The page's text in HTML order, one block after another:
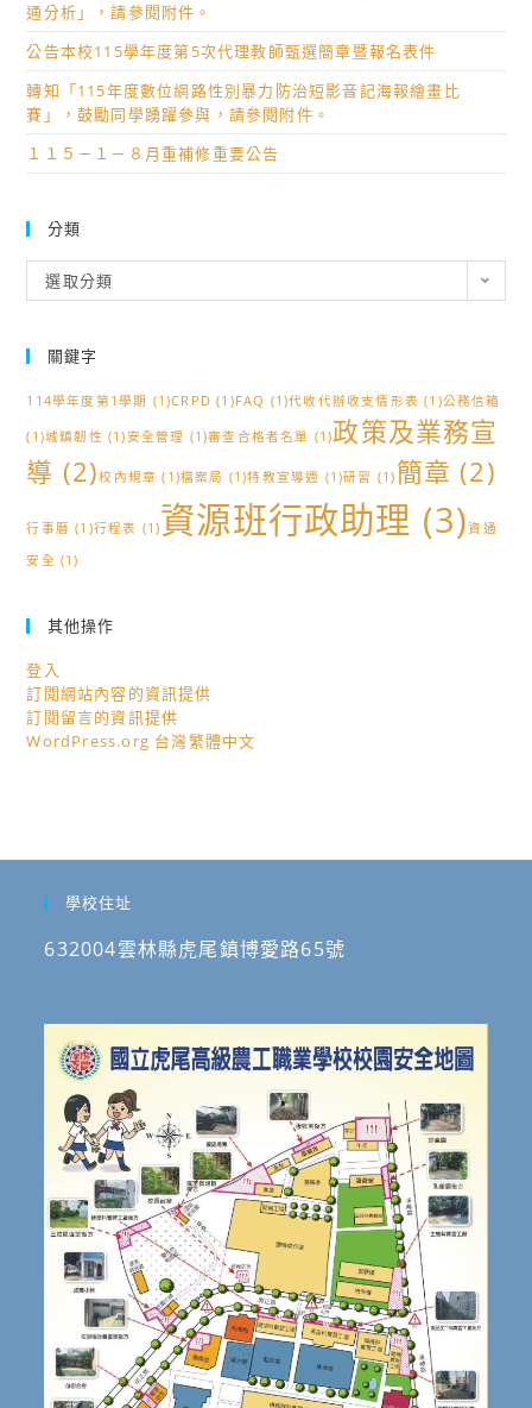
通分析」，請參閱附件。
公告本校115學年度第5次代理教師甄選簡章暨報名表件
轉知「115年度數位網路性別暴力防治短影音記海報繪畫比
賽」，鼓勵同學踴躍參與，請參閱附件。
１１５－１－８月重補修重要公告
分類
類
選取分類
關鍵字
114學年度第1學期 (1)CRPD (1)FAQ (1)代收代辦收支情形表 (1)公務信箱
(1)城鎮韌性 (1)安全管理 (1)審查合格者名單 (1)政策及業務宣
導 (2)校內規章 (1)檔案局 (1)特教宣導週 (1)研習 (1) 簡章 (2)
行事曆 (1)行程表 (1)資源班行政助理 (3)資通
安全 (1)
其他操作
登入
訂閱網站內容的資訊提供
訂閱留言的資訊提供
WordPress.org 台灣繁體中文
學校住址
632004雲林縣虎尾鎮博愛路65號